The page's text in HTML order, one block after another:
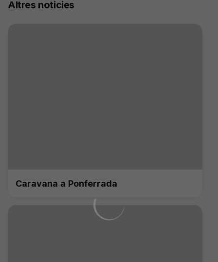
Altres noticies
Caravana a Ponferrada